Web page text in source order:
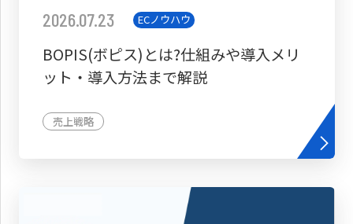
2026.07.23 ECノウハウ
BOPIS(ボピス)とは?仕組みや導入メリ
ット・導入方法まで解説
売上戦略